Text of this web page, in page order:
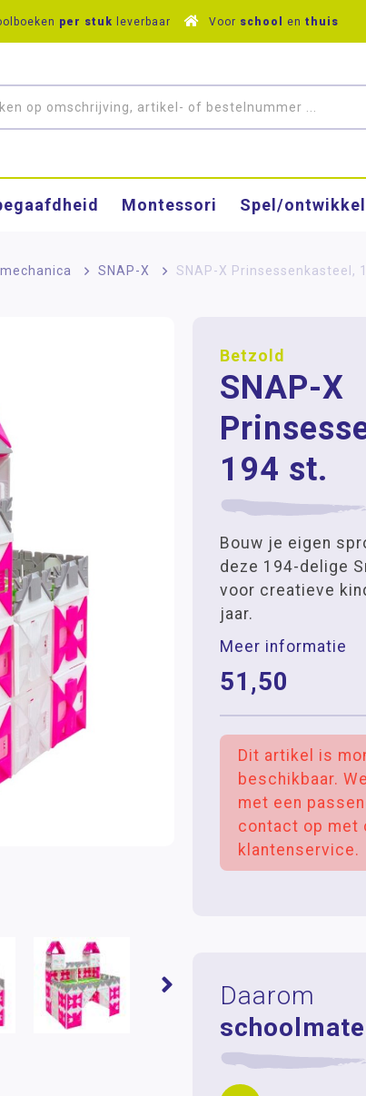
per stuk leverbaar Voor school en thuis
Montessori Spel/
> SNAP-X > SNAP-X Prinsessenkasteel,
Betzold
SNAP-X
194 st.
Bouw je eigen
deze 194-delige
voor creatieve
jaar.
Meer informatie
51,50
Dit artikel is
beschikbaar.
met een
contact op met
klantenservice.
Daarom